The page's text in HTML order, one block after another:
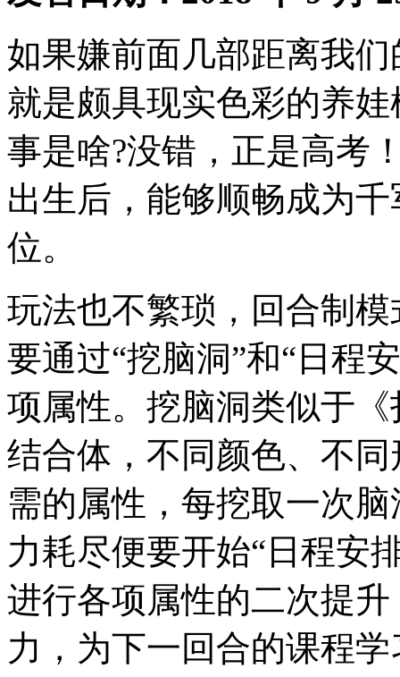
如果嫌前面几部距离我
就是颇具现实色彩的养
事是啥?没错，正是高考
出生后，能够顺畅成为
位。
玩法也不繁琐，回合制
要通过“挖脑洞”和“日程
项属性。挖脑洞类似于
结合体，不同颜色、不
需的属性，每挖取一次
力耗尽便要开始“日程安
进行各项属性的二次提
力，为下一回合的课程